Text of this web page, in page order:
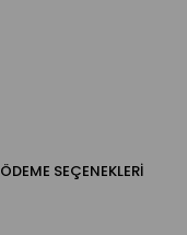
ÖDEME SEÇENEKLERI